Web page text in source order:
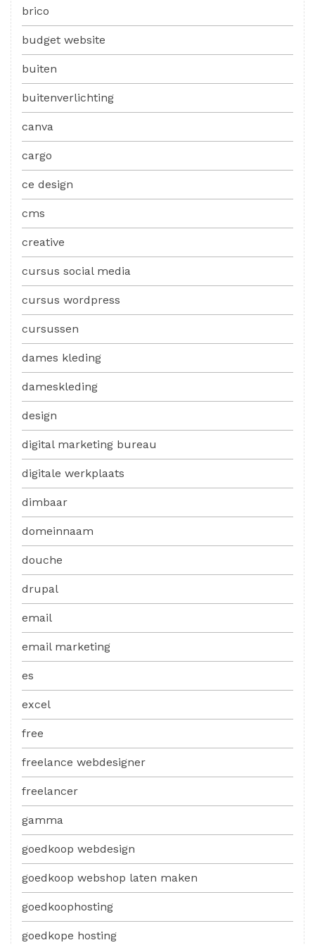
brico
budget website
buiten
buitenverlichting
canva
cargo
ce design
cms
creative
cursus social media
cursus wordpress
cursussen
dames kleding
dameskleding
design
digital marketing bureau
digitale werkplaats
dimbaar
domeinnaam
douche
drupal
email
email marketing
es
excel
free
freelance webdesigner
freelancer
gamma
goedkoop webdesign
goedkoop webshop laten maken
goedkoophosting
goedkope hosting